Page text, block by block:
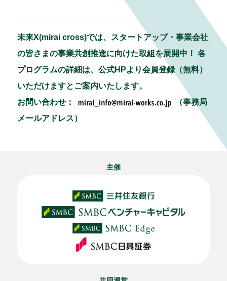
未来X(mirai cross)では、スタートアップ・事業会社
の皆さまの事業共創推進に向けた取組を展開中！ 各
プログラムの詳細は、公式HPより会員登録（無料）
いただけますとご案内いたします。
お問い合わせ：
（事務局
メールアドレス）
主催